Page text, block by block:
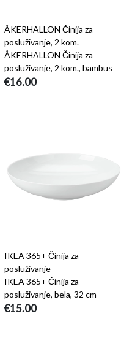
ÅKERHALLON Činija za
posluživanje, 2 kom.
ÅKERHALLON Činija za
posluživanje, 2 kom., bambus
€16.00
IKEA 365+ Činija za
posluživanje
IKEA 365+ Činija za
posluživanje, bela, 32 cm
€15.00